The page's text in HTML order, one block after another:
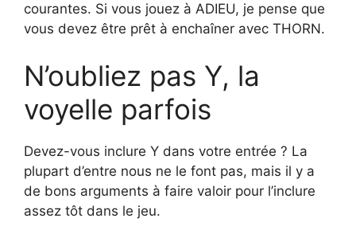
courantes. Si vous jouez à ADIEU, je pense que
vous devez être prêt à enchaîner avec THORN.
N’oubliez pas Y, la
voyelle parfois
Devez-vous inclure Y dans votre entrée ? La
plupart d’entre nous ne le font pas, mais il y a
de bons arguments à faire valoir pour l’inclure
assez tôt dans le jeu.